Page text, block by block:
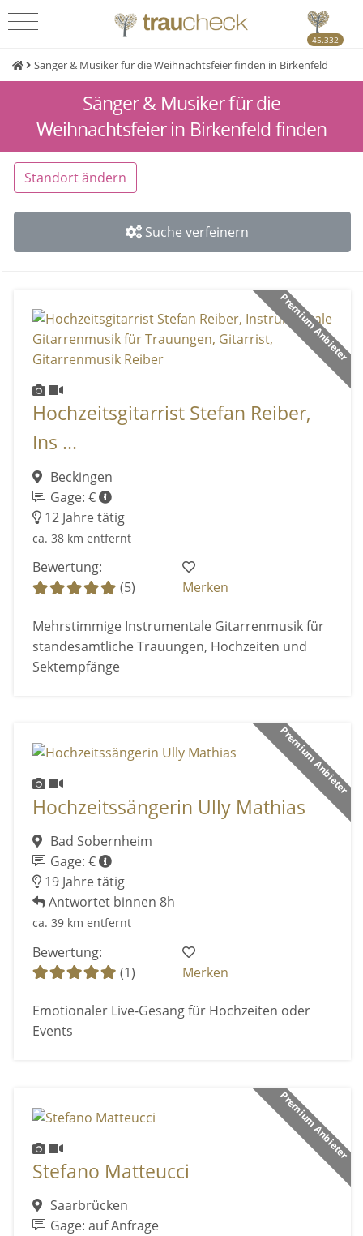
45.332
Sänger & Musiker für die Weihnachtsfeier finden in Birkenfeld
Sänger & Musiker für die
Weihnachtsfeier in Birkenfeld finden
Standort ändern
Suche verfeinern
Premium Anbieter
Hochzeitsgitarrist Stefan Reiber,
Ins ...
Beckingen
Gage: €
12 Jahre tätig
ca. 38 km entfernt
Bewertung:
(5)
Merken
Mehrstimmige Instrumentale Gitarrenmusik für
standesamtliche Trauungen, Hochzeiten und
Sektempfänge
Premium Anbieter
Hochzeitssängerin Ully Mathias
Bad Sobernheim
Gage: €
19 Jahre tätig
Antwortet binnen 8h
ca. 39 km entfernt
Bewertung:
(1)
Merken
Emotionaler Live-Gesang für Hochzeiten oder
Events
Premium Anbieter
Stefano Matteucci
Saarbrücken
Gage: auf Anfrage